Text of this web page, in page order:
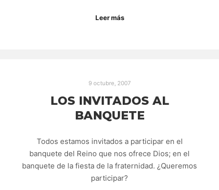
Leer más
9 octubre, 2007
LOS INVITADOS AL
BANQUETE
Todos estamos invitados a participar en el
banquete del Reino que nos ofrece Dios; en el
banquete de la fiesta de la fraternidad. ¿Queremos
participar?